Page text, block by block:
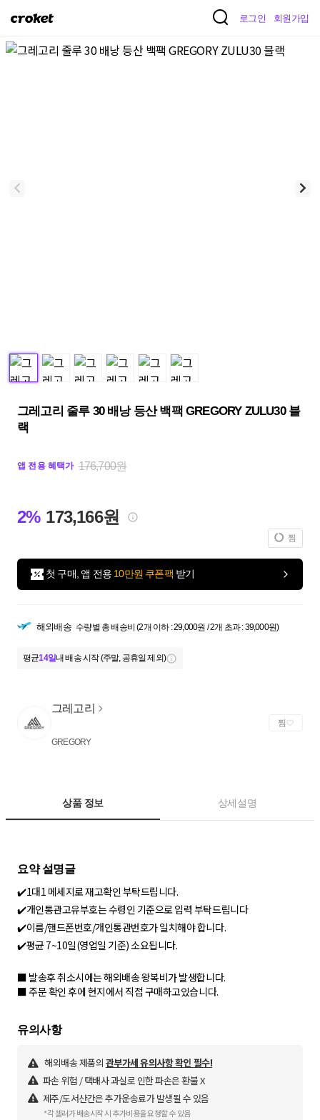
크
켓
로그인 회원가입
그레고리 줄루 30 배낭 등산 백팩 GREGORY ZULU30 블
랙
앱 전용 혜택가 176,700원
2% 173,166원
찜
첫 구매, 앱 전용 10만원 쿠폰팩 받기
해외배송 수량별 총 배송비 (2개 이하 : 29,000원 / 2개 초과 : 39,000원)
평균14일내 배송 시작 (주말, 공휴일 제외)
그레고리
GREGORY
찜
상품 정보 상세설명
요약 설명글
✔️1대1 메세지로 재고확인 부탁드립니다.
✔️개인통관고유부호는 수령인 기준으로 입력 부탁드립니다
✔️이름/핸드폰번호/개인통관번호가 일치해야 합니다.
✔️평균 7~10일(영업일 기준) 소요됩니다.
■ 발송후 취소시에는 해외배송 왕복비가 발생합니다.
■ 주문 확인 후에 현지에서 직접 구매하고있습니다.
유의사항
해외배송 제품의 관부가세 유의사항 확인 필수!
파손 위험 / 택배사 과실로 인한 파손은 환불 X
제주/도서산간은 추가운송료가 발생될 수 있음
*각 셀러가 배송시작 시 추가비용을 요청할 수 있음